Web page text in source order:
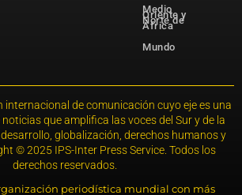
Medio
Oriente y
Norte de
África
Mundo
internacional de comunicación cuyo eje es una
que amplifica las voces del Sur y de la
globalización, derechos humanos y
© 2025 IPS-Inter Press Service. Todos los
derechos reservados.
periodística mundial con más